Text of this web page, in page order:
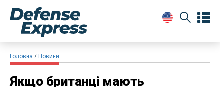
Головна Новини
Якщо британці мають